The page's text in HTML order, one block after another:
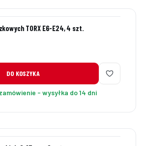
TORX E6-E24, 4 szt.
DO KOSZYKA
- wysyłka do 14 dni